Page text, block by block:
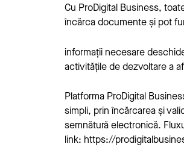
Cu ProDigital Business,
încărca documente și pot
informații necesare
activitățile de dezvoltare a
Platforma ProDigital
simpli, prin încărcarea și
semnătură electronică.
link: https://